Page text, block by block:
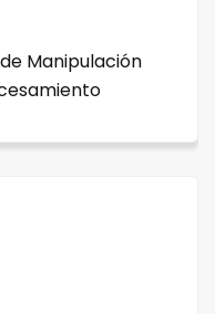
Manipulación